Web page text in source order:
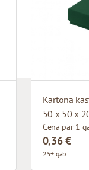
Kartona
50 x 50 x
Cena par 1
0,36 €
25+ gab.